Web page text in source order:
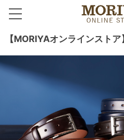
【MORIYAオンラインスト